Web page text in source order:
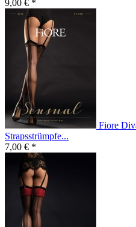
9,00 € *
Fiore
Strapsstrümpfe...
7,00 € *